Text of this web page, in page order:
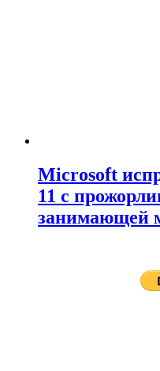
Microsoft
11 с
занимающей